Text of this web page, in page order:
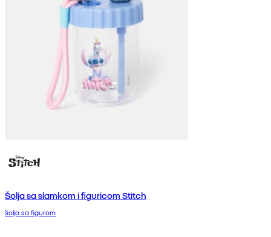
Šolja sa slamkom i figuricom Stitch
šolja sa figurom